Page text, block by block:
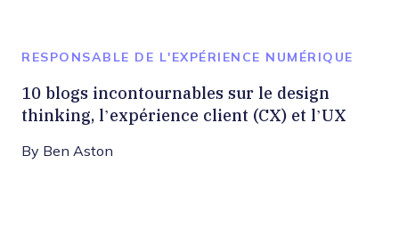
RESPONSABLE DE L'EXPÉRIENCE NUMÉRIQUE
10 blogs incontournables sur le design
thinking, l’expérience client (CX) et l’UX
By Ben Aston